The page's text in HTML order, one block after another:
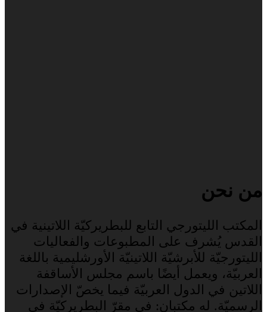
من نحن
المكتب الليتورجي التابع للبطريركيّة اللاتينية في
القدس يُشرف على المطبوعات والفعاليات
الليتورجيّة للأبرشيّة اللاتينيّة الأورشليمية باللغة
العربيّة، ويعمل أيضًا باسم مجلس الأساقفة
اللاتين في الدول العربيّة فيما يخصّ الإصدارات
الرسميّة. له مكتبان: في مقرّ البطريركيّة في